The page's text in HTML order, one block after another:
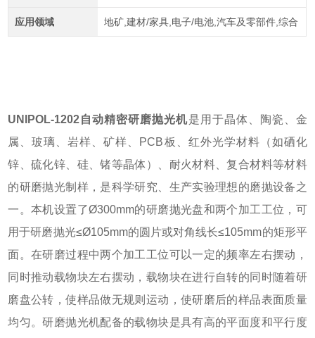
应用领域 地矿,建材/家具,电子/电池,汽车及零部件,综合
UNIPOL-1202自动精密研磨抛光机是用于晶体、陶瓷、金
属、玻璃、岩样、矿样、PCB板、红外光学材料（如硒化
锌、硫化锌、硅、锗等晶体）、耐火材料、复合材料等材料
的研磨抛光制样，是科学研究、生产实验理想的磨抛设备之
一。本机设置了Ø300mm的研磨抛光盘和两个加工工位，可
用于研磨抛光≤Ø105mm的圆片或对角线长≤105mm的矩形平
面。在研磨过程中两个加工工位可以一定的频率左右摆动，
同时推动载物块左右摆动，载物块在进行自转的同时随着研
磨盘公转，使样品做无规则运动，使研磨后的样品表面质量
均匀。研磨抛光机配备的载物块是具有高的平面度和平行度